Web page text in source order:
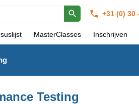
+31 (0) 30
MasterClasses Inschrijven
Testing